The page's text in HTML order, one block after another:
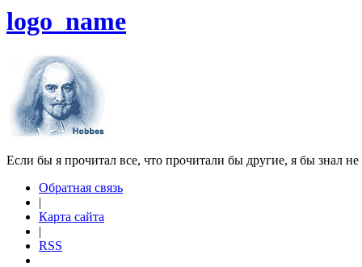
logo_name
Если бы я прочитал все, что прочитали бы другие, я бы знал
Обратная связь
|
Карта сайта
|
RSS